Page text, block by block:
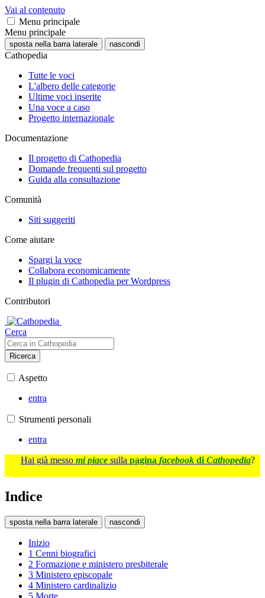
Vai al contenuto
Menu principale
Menu principale
sposta nella barra laterale nascondi
Cathopedia
Tutte le voci
L'albero delle categorie
Ultime voci inserite
Una voce a caso
Progetto internazionale
Documentazione
Il progetto di Cathopedia
Domande frequenti sul progetto
Guida alla consultazione
Comunità
Siti suggeriti
Come aiutare
Spargi la voce
Collabora economicamente
Il plugin di Cathopedia per Wordpress
Contributori
Cerca
Ricerca
Aspetto
entra
Strumenti personali
entra
Hai già messo mi piace sulla pagina facebook di Cathopedia?
Indice
sposta nella barra laterale nascondi
Inizio
1 Cenni biografici
2 Formazione e ministero presbiterale
3 Ministero episcopale
4 Ministero cardinalizio